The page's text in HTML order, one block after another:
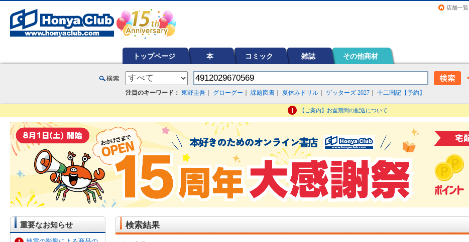
店舗一覧
トップページ 本 コミック 雑誌 その他商材
注目のキーワード： 東野圭吾 グローグー 課題図書 夏休みドリル ゲッターズ 2027 十二国記【予約】
【ご案内】お盆期間の配送について
重要なお知らせ 検索結果